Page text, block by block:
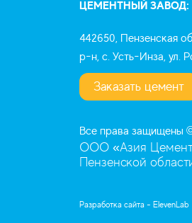
ЦЕМЕНТНЫЙ ЗАВОД:
442650, Пензенская
р-н, с. Усть-Инза, ул.
Заказать цемент
Все права защищены
ООО «Азия
Пензенской
Разработка сайта - ElevenLab